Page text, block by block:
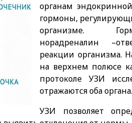
органам
гормоны,
организме.
норадреналин
реакции организма.
на верхнем полюсе
протоколе УЗИ
отражаются оба органа.
УЗИ позволяет